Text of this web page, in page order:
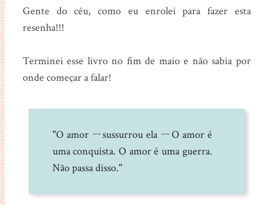
Gente do céu, como eu enrolei para fazer esta
resenha!!!
Terminei esse livro no fim de maio e não sabia por
onde começar a falar!
"O amor ㄧsussurrou ela ㄧO amor é
uma conquista. O amor é uma guerra.
Não passa disso."